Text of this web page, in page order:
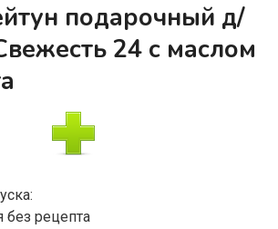
подарочный д/
24 с маслом
без рецепта